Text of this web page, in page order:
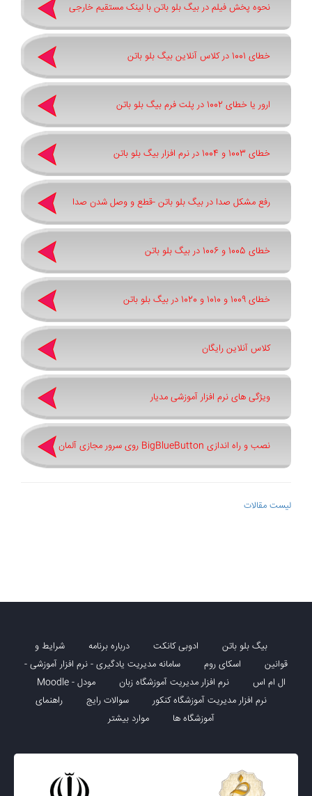
نحوه پخش فیلم در بیگ بلو باتن با لینک مستقیم خارجی
خطای 1001 در کلاس آنلاین بیگ بلو باتن
ارور یا خطای 1002 در پلت فرم بیگ بلو باتن
خطای 1003 و 1004 در نرم افزار بیگ بلو باتن
رفع مشکل صدا در بیگ بلو باتن -قطع و وصل شدن صدا
خطای 1005 و 1006 در بیگ بلو باتن
خطای 1009 و 1010 و 1020 در بیگ بلو باتن
کلاس آنلاین رایگان
ویژگی های نرم افزار آموزشی مدیار
نصب و راه اندازی BigBlueButton روی سرور مجازی آلمان
لیست مقالات
بیگ بلو باتن ادوبی کانکت درباره برنامه
شرایط و
قوانین
اسکای روم
سامانه مدیریت یادگیری - نرم افزار آموزشی -
ال ام اس
نرم افزار مدیریت آموزشگاه زبان
مودل - Moodle
نرم افزار مدیریت آموزشگاه کنکور
سوالات رایج
راهنمای
آموزشگاه ها
موارد بیشتر